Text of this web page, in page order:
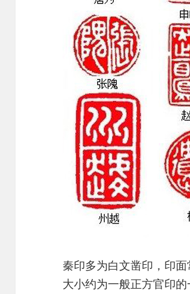
秦印多为白文凿印，印
大小约为一般正方官印